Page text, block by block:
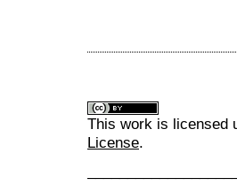
This work is licensed
License.